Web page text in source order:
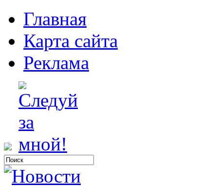
Главная
Карта сайта
Реклама